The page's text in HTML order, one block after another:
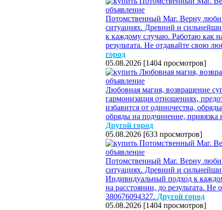
Потомственный Маг. Верну
ситуациях. Древний и
к каждому случаю. Работаю как
результата. Не отдавайте свою
город
05.08.2026 [1404 просмотров]
Любовная магия, возвращение
гармонизация отношениях,
избавится от одиночества,
обряды на подчинение, привязка
Другой город
05.08.2026 [633 просмотров]
Потомственный Маг. Верну
ситуациях. Древний и
Индивидуальный подход к
на расстоянии, до результата.
380676094327. Другой город
05.08.2026 [1404 просмотров]